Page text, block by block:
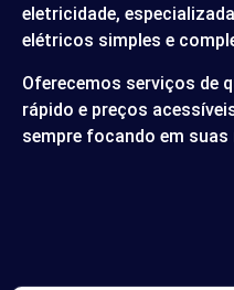
eletricidade,
elétricos simples e
Oferecemos serviços de
rápido e preços
sempre focando em suas